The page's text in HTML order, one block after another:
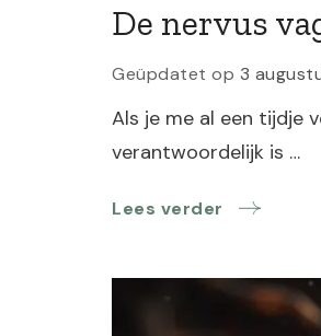
De nervus
Geüpdatet op 3
Als je me al een tijdje
verantwoordelijk is …
Lees verder